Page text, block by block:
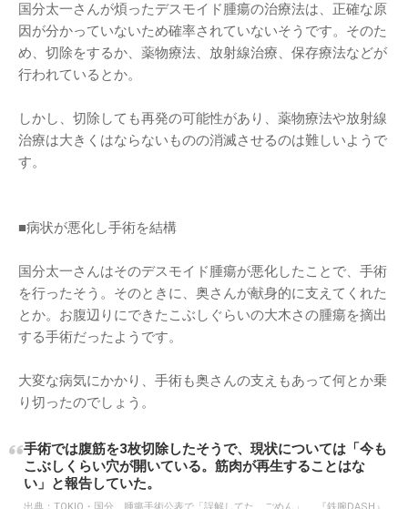
国分太一さんが煩ったデスモイド腫瘍の治療法は、正確な原
因が分かっていないため確率されていないそうです。そのた
め、切除をするか、薬物療法、放射線治療、保存療法などが
行われているとか。
しかし、切除しても再発の可能性があり、薬物療法や放射線
治療は大きくはならないものの消滅させるのは難しいようで
す。
■病状が悪化し手術を結構
国分太一さんはそのデスモイド腫瘍が悪化したことで、手術
を行ったそう。そのときに、奥さんが献身的に支えてくれた
とか。お腹辺りにできたこぶしぐらいの大木さの腫瘍を摘出
する手術だったようです。
大変な病気にかかり、手術も奥さんの支えもあって何とか乗
り切ったのでしょう。
手術では腹筋を3枚切除したそうで、現状については「今も
こぶしくらい穴が開いている。筋肉が再生することはな
い」と報告していた。